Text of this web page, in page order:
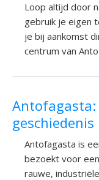
Loop altijd door
gebruik je eigen
je bij aankomst
centrum van
geschiedenis
Antofagasta is
bezoekt voor
rauwe,